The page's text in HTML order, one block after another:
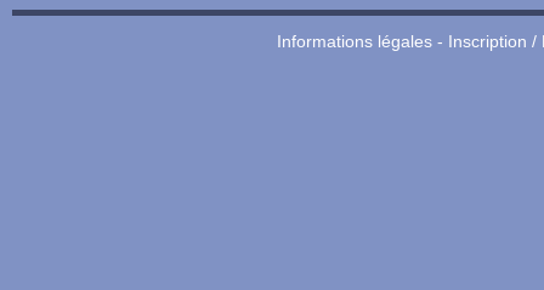
Informations légales- Inscription /